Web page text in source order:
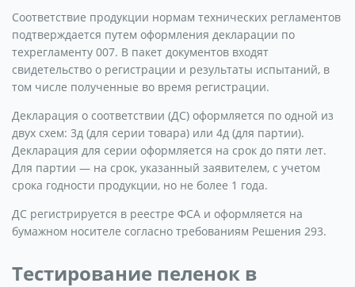
Соответствие продукции нормам технических регламентов
подтверждается путем оформления декларации по
техрегламенту 007. В пакет документов входят
свидетельство о регистрации и результаты испытаний, в
том числе полученные во время регистрации.
Декларация о соответствии (ДС) оформляется по одной из
двух схем: 3д (для серии товара) или 4д (для партии).
Декларация для серии оформляется на срок до пяти лет.
Для партии — на срок, указанный заявителем, с учетом
срока годности продукции, но не более 1 года.
ДС регистрируется в реестре ФСА и оформляется на
бумажном носителе согласно требованиям Решения 293.
Тестирование пеленок в